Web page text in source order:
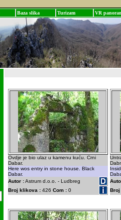
Baza slika Turizam VR
Ovdje je bio ulaz u kamenu kuću. Crni
Dabar.
Here wos entry in stone house. Black
Dabar.
Autor :Astrum d.o.o. - Ludbreg
Broj klikova : 426 Com : 0